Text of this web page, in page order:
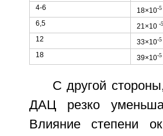
4-6
18×10-5
6,5 21×10-5
12 33×10-5
18 39×10-5
С другой
ДАЦ резко
Влияние степени